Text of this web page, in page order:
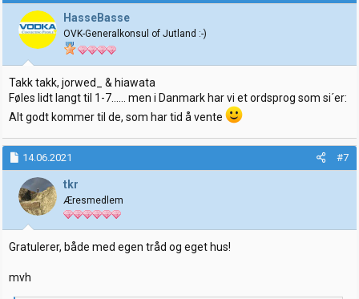
j
o
e
r
:
HasseBasse
OVK-Generalkonsul of Jutland :-)
Takk takk, jorwed_ & hiawata
Føles lidt langt til 1-7...... men i Danmark har vi et ordsprog som si´er:
Alt godt kommer til de, som har tid å vente
14.06.2021 #7
tkr
Æresmedlem
Gratulerer, både med egen tråd og eget hus!
mvh